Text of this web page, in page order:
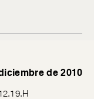
de 2010
.H